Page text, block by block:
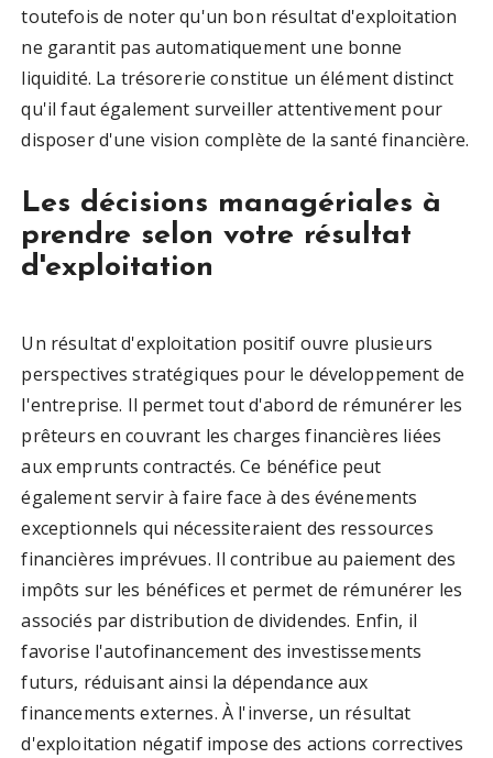
toutefois de noter qu'un bon résultat d'exploitation
ne garantit pas automatiquement une bonne
liquidité. La trésorerie constitue un élément distinct
qu'il faut également surveiller attentivement pour
disposer d'une vision complète de la santé financière.
Les décisions managériales à
prendre selon votre résultat
d'exploitation
Un résultat d'exploitation positif ouvre plusieurs
perspectives stratégiques pour le développement de
l'entreprise. Il permet tout d'abord de rémunérer les
prêteurs en couvrant les charges financières liées
aux emprunts contractés. Ce bénéfice peut
également servir à faire face à des événements
exceptionnels qui nécessiteraient des ressources
financières imprévues. Il contribue au paiement des
impôts sur les bénéfices et permet de rémunérer les
associés par distribution de dividendes. Enfin, il
favorise l'autofinancement des investissements
futurs, réduisant ainsi la dépendance aux
financements externes. À l'inverse, un résultat
d'exploitation négatif impose des actions correctives